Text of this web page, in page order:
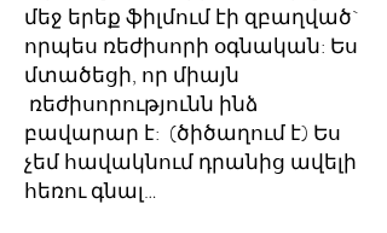
մեջ երեք ֆիլմում էի զբաղված`
որպես ռեժիսորի օգնական: Ես
մտածեցի, որ միայն
ռեժիսորությունն ինձ
բավարար է: (ծիծաղում է) Ես
չեմ հավակնում դրանից ավելի
հեռու գնալ…